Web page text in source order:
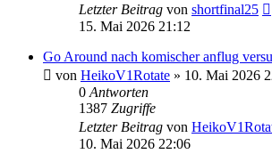
Letzter Beitrag von shortfinal25
15. Mai 2026 21:12
Go Around nach komischer anflug
von HeikoV1Rotate » 10. Mai 2026
0 Antworten
1387 Zugriffe
Letzter Beitrag von
10. Mai 2026 22:06